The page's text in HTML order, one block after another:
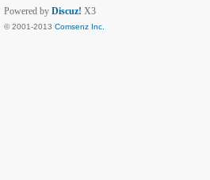
Powered by Discuz! X3
© 2001-2013 Comsenz Inc.